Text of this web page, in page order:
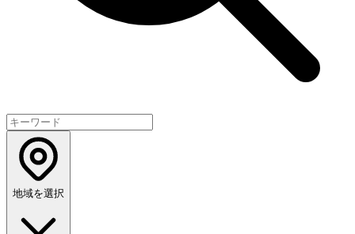
地域を選択